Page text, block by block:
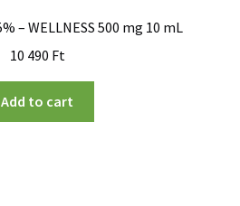
– WELLNESS 500 mg 10 mL
10 490 Ft
Add to cart